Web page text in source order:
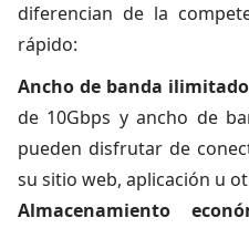
diferencian de la
rápido:
Ancho de banda ilimitado
de 10Gbps y ancho de
pueden disfrutar de
su sitio web, aplicación u
Almacenamiento